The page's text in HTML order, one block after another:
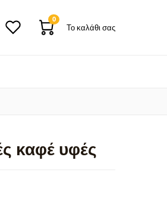
0
Το καλάθι σας
καφέ υφές